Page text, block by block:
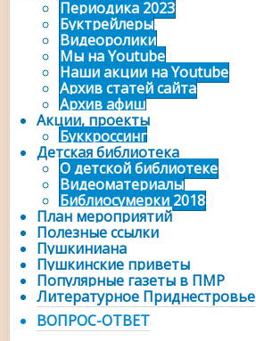
Периодика 2023
Буктрейлеры
Видеоролики
Мы на Youtube
Наши акции на Youtube
Архив статей сайта
Архив афиш
Акции, проекты
Буккроссинг
Детская библиотека
О детской библиотеке
Видеоматериалы
Библиосумерки 2018
План мероприятий
Полезные ссылки
Пушкиниана
Пушкинские приветы
Популярные газеты в ПМР
Литературное Приднестровье
ВОПРОС-ОТВЕТ